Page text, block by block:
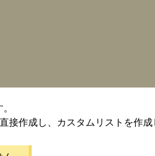
接作成し、カスタムリストを作成